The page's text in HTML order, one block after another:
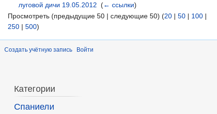
луговой дичи 19.05.2012 ‎(← ссылки)
Просмотреть (предыдущие 50 | следующие 50) (20 | 50 | 100 |
250 | 500)
Создать учётную запись Войти
Категории
Спаниели